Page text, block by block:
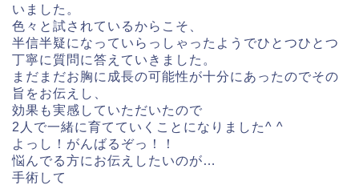
いました。
色々と試されているからこそ、
半信半疑になっていらっしゃったようでひとつひとつ
丁寧に質問に答えていきました。
まだまだお胸に成長の可能性が十分にあったのでその
旨をお伝えし、
効果も実感していただいたので
2人で一緒に育てていくことになりました^ ^
よっし！がんばるぞっ！！
悩んでる方にお伝えしたいのが…
手術して